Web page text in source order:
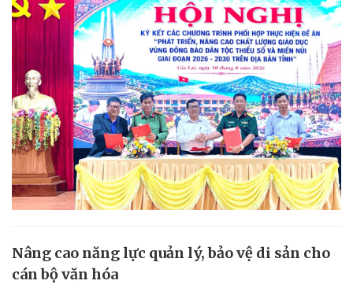
Nâng cao năng lực quản lý, bảo vệ di sản cho
cán bộ văn hóa